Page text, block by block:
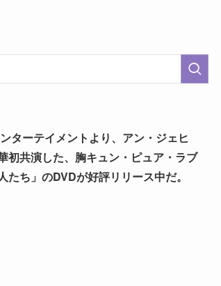
ターテイメントより、アン・ジェヒ
初共演した、胸キュン・ピュア・ラブ
たち」のDVDが好評リリース中だ。